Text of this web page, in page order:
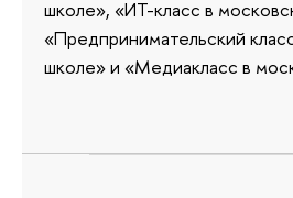
школе», «ИТ-класс в
«Предпринимательский
школе» и «Медиакласс в